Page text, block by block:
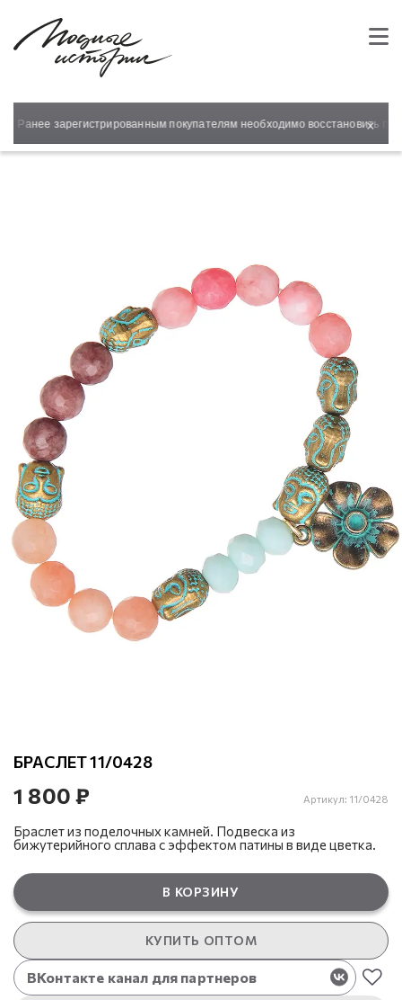
Ранее зарегистрированным покупателям необходимо восстановить
×
БРАСЛЕТ 11/0428
1 800 ₽ Артикул: 11/0428
Браслет из поделочных камней. Подвеска из
бижутерийного сплава с эффектом патины в виде цветка.
В КОРЗИНУ
КУПИТЬ ОПТОМ
ВКонтакте канал для партнеров